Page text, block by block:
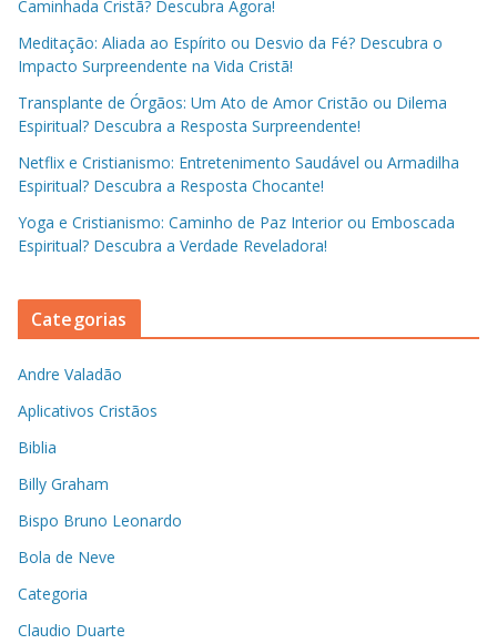
Caminhada Cristã? Descubra Agora!
Meditação: Aliada ao Espírito ou Desvio da Fé? Descubra o
Impacto Surpreendente na Vida Cristã!
Transplante de Órgãos: Um Ato de Amor Cristão ou Dilema
Espiritual? Descubra a Resposta Surpreendente!
Netflix e Cristianismo: Entretenimento Saudável ou Armadilha
Espiritual? Descubra a Resposta Chocante!
Yoga e Cristianismo: Caminho de Paz Interior ou Emboscada
Espiritual? Descubra a Verdade Reveladora!
Categorias
Andre Valadão
Aplicativos Cristãos
Biblia
Billy Graham
Bispo Bruno Leonardo
Bola de Neve
Categoria
Claudio Duarte